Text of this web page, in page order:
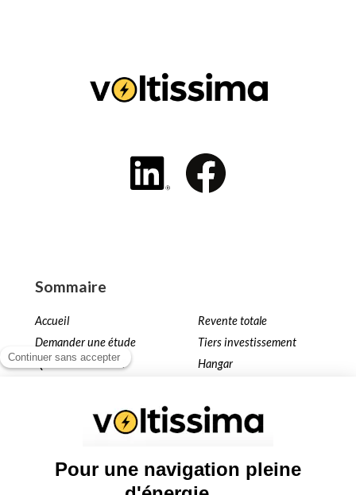
Sites partenaires
Sommaire
louersonterrain.fr
Accueil
Demander une étude
Qui sommes nous ?
Installation KER4YOU
Revente totale
Tiers investissement
Hangar
Ombrière
Terrain